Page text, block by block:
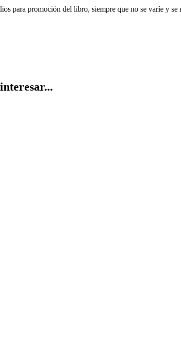
para promoción del libro, siempre que no se varíe y